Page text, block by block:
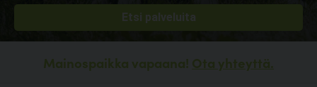
Mainospaikka vapaana! Ota yhteyttä.